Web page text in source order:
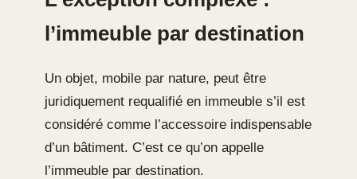
l’immeuble par destination
Un objet, mobile par nature, peut être
juridiquement requalifié en immeuble s’il est
considéré comme l’accessoire indispensable
d’un bâtiment. C’est ce qu’on appelle
l’immeuble par destination.